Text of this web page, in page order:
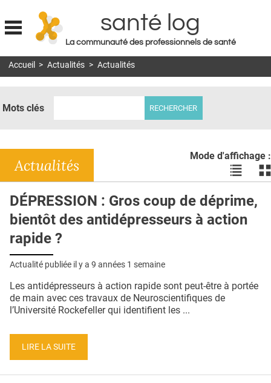
Jump to navigation
santé log
La communauté des professionnels de santé
MON COMPTE
DOSSIERS
RÉSEAUX
E-REVUE SAD
THÉMA
L'APP
PUBLICITÉ
CONTACT
Accueil > Actualités > Actualités
Mots clés
Mode d'affichage :
Voir
les
en
liste
les
Actualités
DÉPRESSION : Gros coup de déprime,
bientôt des antidépresseurs à action
rapide ?
Actualité publiée il y a 9 années 1 semaine
Les antidépresseurs à action rapide sont peut-être à portée
de main avec ces travaux de Neuroscientifiques de
l’Université Rockefeller qui identifient les ...
LIRE LA SUITE